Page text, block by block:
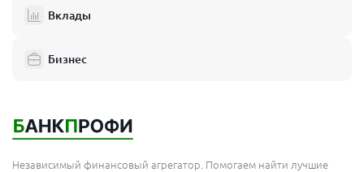
Вклады
Бизнес
Независимый финансовый агрегатор. Помогаем найти лучшие